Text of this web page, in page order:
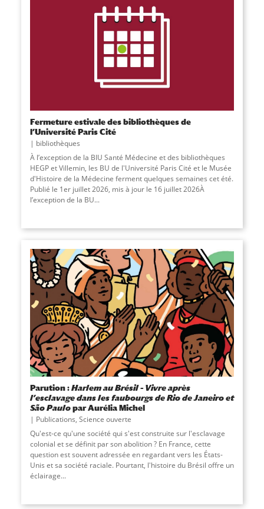
Fermeture estivale des bibliothèques de
l’Université Paris Cité
bibliothèques
À l’exception de la BIU Santé Médecine et des bibliothèques
HEGP et Villemin, les BU de l'Université Paris Cité et le Musée
d'Histoire de la Médecine ferment quelques semaines cet été.
Publié le 1er juillet 2026, mis à jour le 16 juillet 2026À
l’exception de la BU...
Parution :Harlem au Brésil – Vivre après
l’esclavage dans les faubourgs de Rio de Janeiro et
São Paulopar Aurélia Michel
Publications, Science ouverte
Qu'est-ce qu'une société qui s'est construite sur l'esclavage
colonial et se définit par son abolition ? En France, cette
question est souvent adressée en regardant vers les États-
Unis et sa société raciale. Pourtant, l'histoire du Brésil offre un
éclairage...